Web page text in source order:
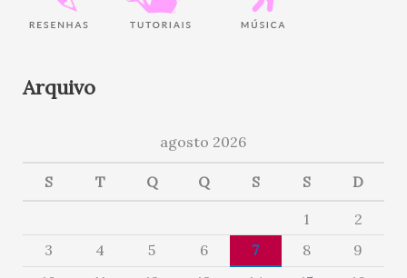
Arquivo
agosto 2026
S T Q Q S S D
1
2
3
4 5 6 7 8
9